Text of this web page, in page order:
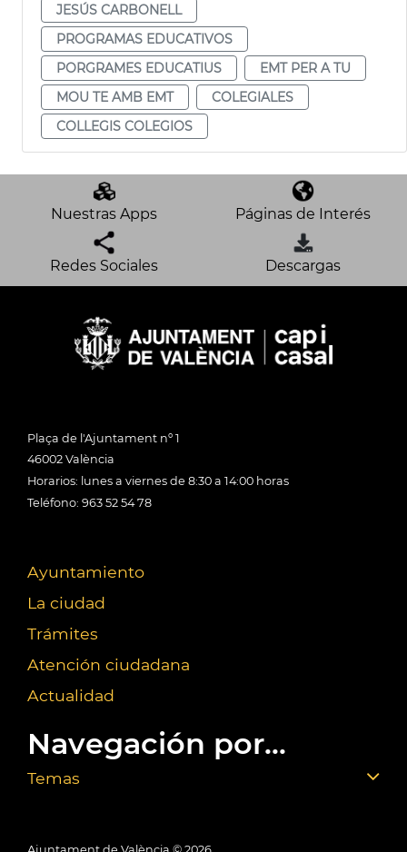
JESÚS CARBONELL
PROGRAMAS EDUCATIVOS
PORGRAMES EDUCATIUS
EMT PER A TU
MOU TE AMB EMT
COLEGIALES
COLLEGIS COLEGIOS
Nuestras Apps Páginas de Interés
Redes Sociales Descargas
Plaça de l'Ajuntament nº 1
46002 València
Horarios: lunes a viernes de 8:30 a 14:00 horas
Teléfono: 963 52 54 78
Ayuntamiento
La ciudad
Trámites
Atención ciudadana
Actualidad
Navegación por...
Temas